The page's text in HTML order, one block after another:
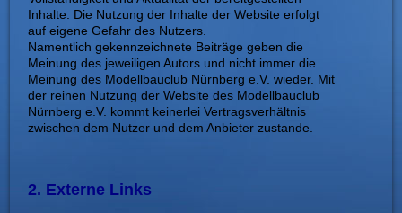
Inhalte. Die Nutzung der Inhalte der Website erfolgt
auf eigene Gefahr des Nutzers.
Namentlich gekennzeichnete Beiträge geben die
Meinung des jeweiligen Autors und nicht immer die
Meinung des Modellbauclub Nürnberg e.V. wieder. Mit
der reinen Nutzung der Website des Modellbauclub
Nürnberg e.V. kommt keinerlei Vertragsverhältnis
zwischen dem Nutzer und dem Anbieter zustande.
2. Externe Links